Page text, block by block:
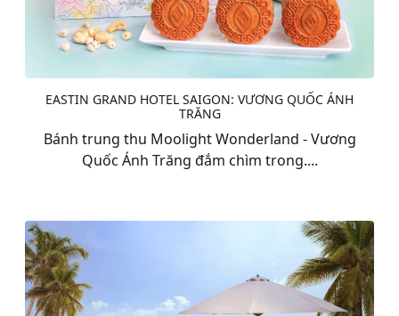
EASTIN GRAND HOTEL SAIGON: VƯƠNG QUỐC ÁNH
TRĂNG
Bánh trung thu Moolight Wonderland - Vương
Quốc Ánh Trăng đắm chìm trong....